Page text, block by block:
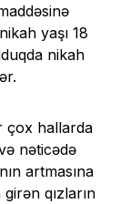
yaşı 18
nikah
çox hallarda
nəticədə
artmasına
qızların